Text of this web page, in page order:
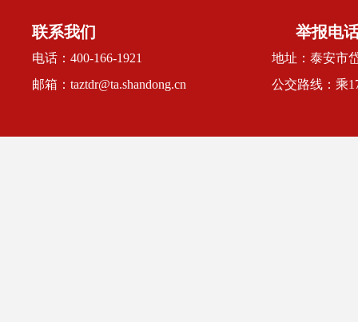
联系我们 举报电
电话：400-166-1921
邮箱：taztdr@ta.shandong.cn
地址：泰安市
公交路线：乘